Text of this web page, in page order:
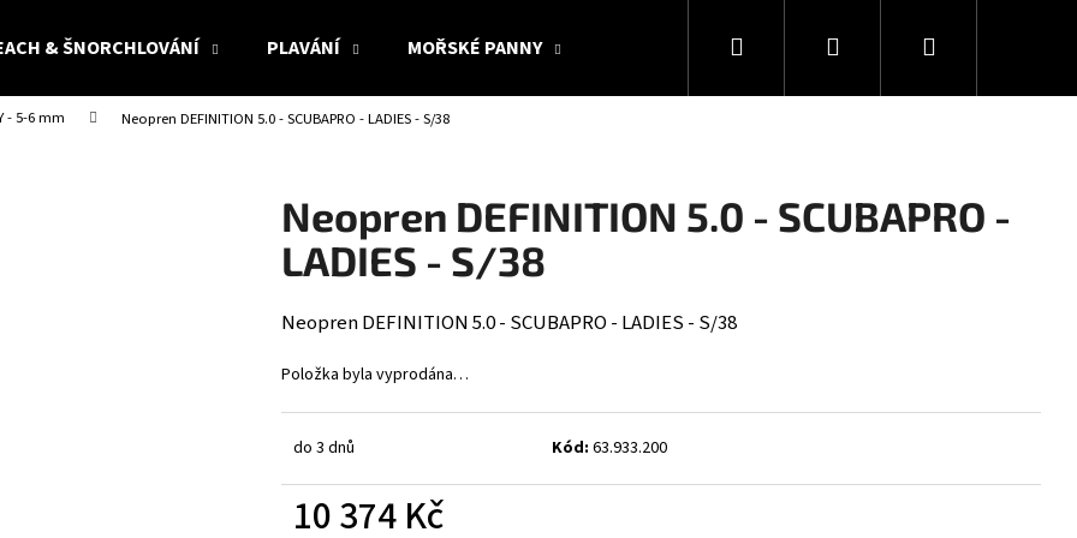
& ŠNORCHLOVÁNÍ PLAVÁNÍ MOŘSKÉ PANNY KOLEKCE SNAKESUB & DES DÁRKOVÉ
Hledat PřihlášeníNákupní
- 5-6 mm Neopren DEFINITION 5.0 - SCUBAPRO - LADIES - S/38
Neopren DEFINITION 5.0 - SCUBAPRO -
LADIES - S/38
Neopren DEFINITION 5.0 - SCUBAPRO - LADIES - S/38
Položka byla vyprodána…
do 3 dnů Kód: 63.933.200
10 374 Kč
Co potřebujete najít?
HLEDAT